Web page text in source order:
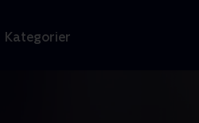
Kategorier